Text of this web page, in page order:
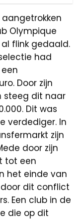
Olympique
flink gedaald.
had
Door zijn
steeg dit naar
Dit was
verdediger. In
zijn
door zijn
tot een
het einde van
door dit conflict
Een club in de
die op dit